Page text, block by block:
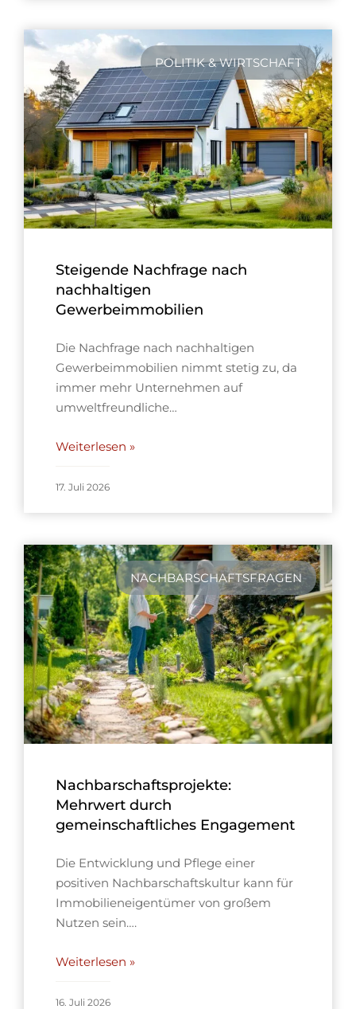
POLITIK & WIRTSCHAFT
Steigende Nachfrage nach
nachhaltigen
Gewerbeimmobilien
Die Nachfrage nach nachhaltigen
Gewerbeimmobilien nimmt stetig zu, da
immer mehr Unternehmen auf
umweltfreundliche…
Weiterlesen »
17. Juli 2026
NACHBARSCHAFTSFRAGEN
Nachbarschaftsprojekte:
Mehrwert durch
gemeinschaftliches Engagement
Die Entwicklung und Pflege einer
positiven Nachbarschaftskultur kann für
Immobilieneigentümer von großem
Nutzen sein….
Weiterlesen »
16. Juli 2026